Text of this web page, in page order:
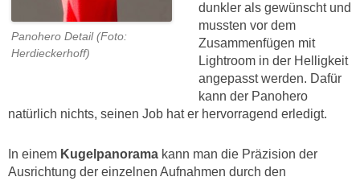
Panohero Detail (Foto:
Herdieckerhoff)
dunkler als gewünscht und
mussten vor dem
Zusammenfügen mit
Lightroom in der Helligkeit
angepasst werden. Dafür
kann der Panohero
natürlich nichts, seinen Job hat er hervorragend erledigt.
In einem Kugelpanorama kann man die Präzision der
Ausrichtung der einzelnen Aufnahmen durch den